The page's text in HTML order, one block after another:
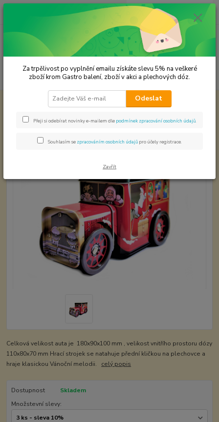
Menu
Hledat
ks
za 0,00 Kč
Plechové dózy - kořenky Vánoční auto s hracím strojkem
Vánoční auto s hracím strojkem
Celková velikost auta je 180x90x100 mm , velikost vnitřího prostoru dózy
110x80x70 mm Hrací strojek se natahuje přední kličkou na plechovce a
hraje klasickou Vánoční melodii. celý popis
Dostupnost
Skladem
Množstevní slevy:
Za trpělivost po vyplnění emailu získáte slevu 5% na veškeré
zboží krom Gastro balení, zboží v akci a plechových dóz.
Odeslat
Přeji si odebírat novinky e-mailem dle podmínek zpracování osobních údajů
Souhlasím se zpracováním osobních údajů pro účely registrace.
Zavřít